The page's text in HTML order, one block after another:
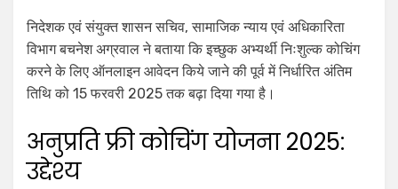
निदेशक एवं संयुक्त शासन सचिव, सामाजिक न्याय एवं अधिकारिता
विभाग बचनेश अग्रवाल ने बताया कि इच्छुक अभ्यर्थी निःशुल्क कोचिंग
करने के लिए ऑनलाइन आवेदन किये जाने की पूर्व में निर्धारित अंतिम
तिथि को 15 फरवरी 2025 तक बढ़ा दिया गया है।
अनुप्रति फ्री कोचिंग योजना 2025:
उद्देश्य